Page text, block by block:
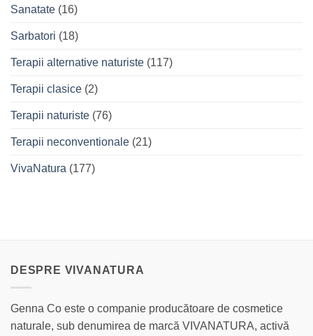
Sanatate (16)
Sarbatori (18)
Terapii alternative naturiste (117)
Terapii clasice (2)
Terapii naturiste (76)
Terapii neconventionale (21)
VivaNatura (177)
DESPRE VIVANATURA
Genna Co este o companie producătoare de cosmetice
naturale, sub denumirea de marcă VIVANATURA, activă